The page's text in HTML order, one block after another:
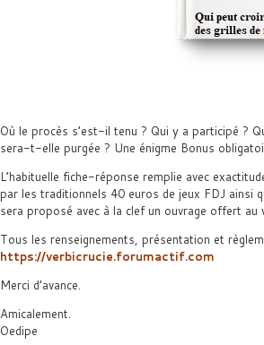
Où le procès s’est-il tenu ? Qui y a participé ?
sera-t-elle purgée ? Une énigme Bonus
L’habituelle fiche-réponse remplie avec
par les traditionnels 40 euros de jeux FDJ ainsi
sera proposé avec à la clef un ouvrage offert au
Tous les renseignements, présentation et
https://verbicrucie.forumactif.com
Merci d’avance.
Amicalement.
Oedipe